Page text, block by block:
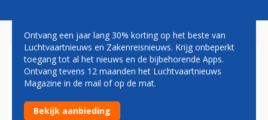
ZEVEN DODEN BIJ CRASH
MEDISCHE CHARTERVLUCHT
IN INDIA
Ontvang een jaar lang 30% korting op het beste van
Luchtvaartnieuws en Zakenreisnieuws. Krijg onbeperkt
toegang tot al het nieuws en de bijbehorende Apps.
Ontvang tevens 12 maanden het Luchtvaartnieuws
Magazine in de mail of op de mat.
Bekijk aanbieding